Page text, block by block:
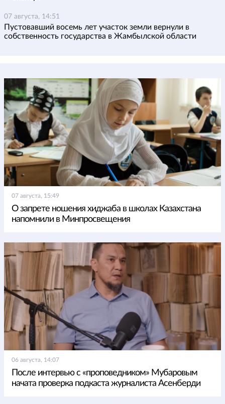
07 августа, 14:51
Пустовавший восемь лет участок земли вернули в
собственность государства в Жамбылской области
07 августа, 15:49
О запрете ношения хиджаба в школах Казахстана
напомнили в Минпросвещения
06 августа, 14:07
После интервью с «проповедником» Мубаровым
начата проверка подкаста журналиста Асенберди